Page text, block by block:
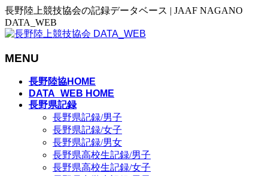
長野陸上競技協会の記録データベース | JAAF NAGANO
DATA_WEB
MENU
長野陸協HOME
DATA_WEB HOME
長野県記録
長野県記録/男子
長野県記録/女子
長野県記録/男女
長野県高校生記録/男子
長野県高校生記録/女子